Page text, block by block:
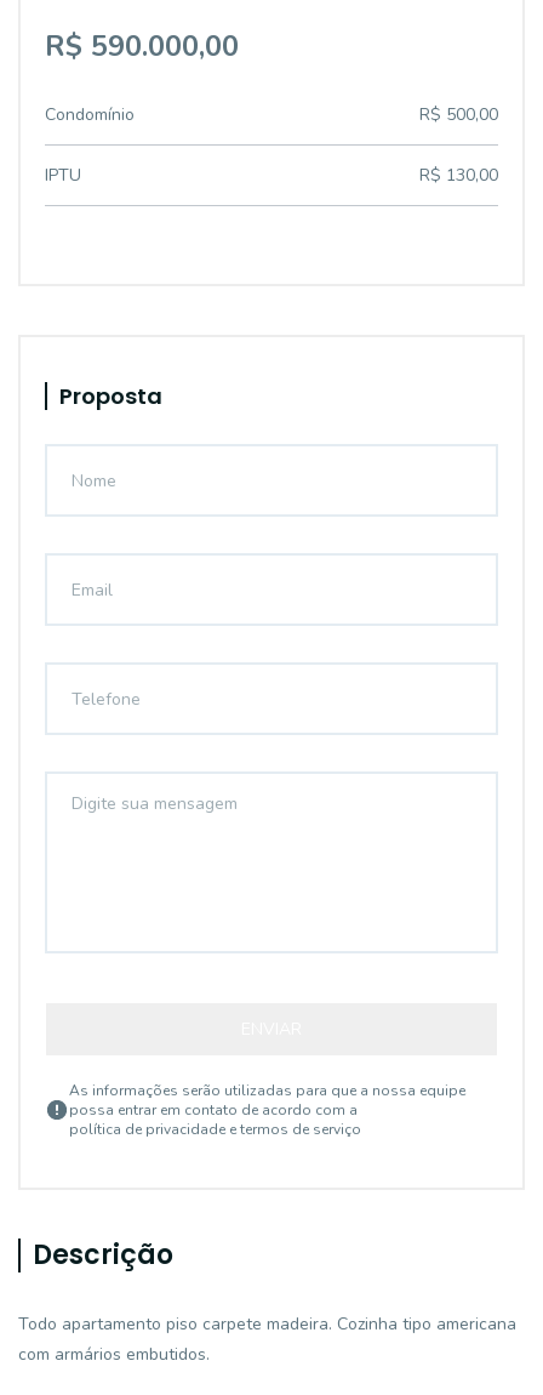
R$ 590.000,00
Condomínio R$ 500,00
IPTU R$ 130,00
Proposta
As informações serão utilizadas para que a nossa equipe
possa entrar em contato de acordo com a
política de privacidade e termos de serviço
Descrição
Todo apartamento piso carpete madeira. Cozinha tipo americana
com armários embutidos.